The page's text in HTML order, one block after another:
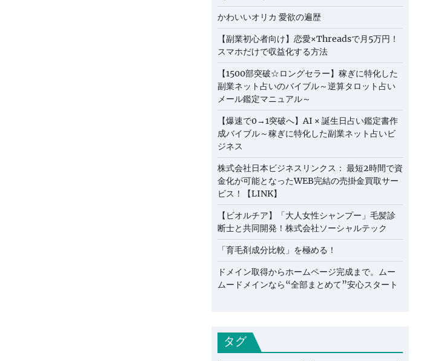
かわいいオリカ 愛欲の遍歴
【副業初心者向け】恋愛×Threadsで月5万円！
スマホだけで収益化する方法
【1500部突破☆ロングセラー】稼ぎに特化した
副業ネット占いのバイブル～逆算タロット占い
メール鑑定マニュアル～
【爆速で0→1突破へ】AI × 誕生日占い鑑定書作
成バイブル～稼ぎに特化した副業ネット占いビ
ジネス
株式会社日本ビジネスリンクス： 最短2時間で資
金化が可能となったWEB完結の売掛金買取サー
ビス！【LINK】
【ビオルチア】「大人女性シャンプー」毛髪診
断士と共同開発！株式会社ソーシャルテック
「育毛剤成分比較」を極める！
ドメイン取得からホームページ完成まで。ムー
ムードメインなら“全部まとめて”安心スタート
タグ